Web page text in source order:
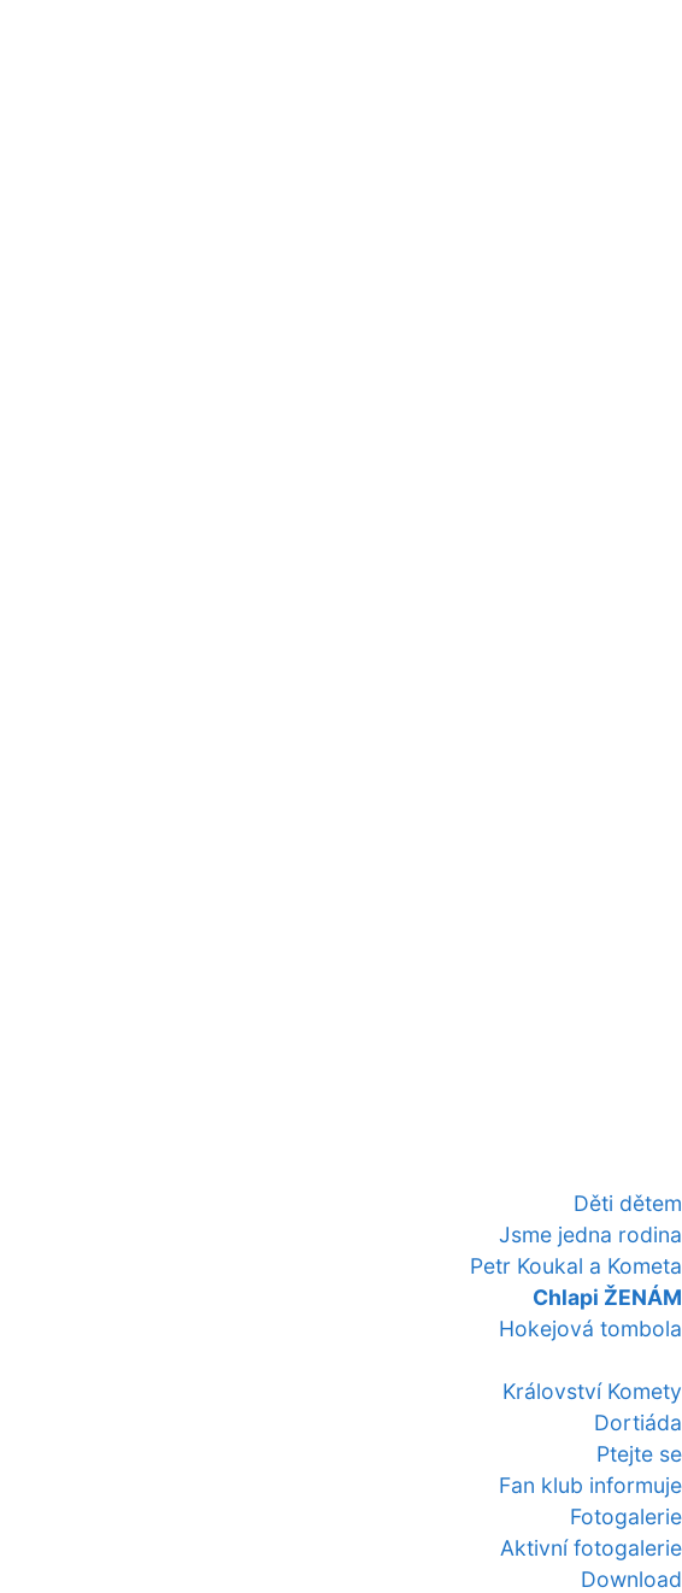
Děti dětem
Jsme jedna rodina
Petr Koukal a Kometa
Chlapi ŽENÁM
Hokejová tombola
Království Komety
Dortiáda
Ptejte se
Fan klub informuje
Fotogalerie
Aktivní fotogalerie
Download